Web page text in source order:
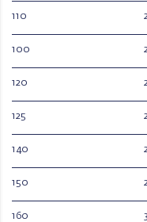
110
100
120
125
140
150
160